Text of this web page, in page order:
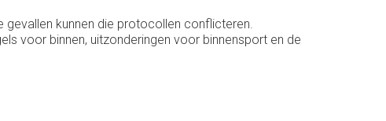
kunnen die protocollen conflicteren.
voor binnen, uitzonderingen voor binnensport en de